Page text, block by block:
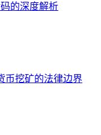
的深度解析
币挖矿的法律边界